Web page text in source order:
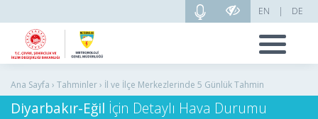
DE
|
EN
Ana Sayfa › Tahminler › İl ve İlçe Merkezlerinde 5 Günlük Tahmin
Diyarbakır-Eğil İçin Detaylı Hava Durumu